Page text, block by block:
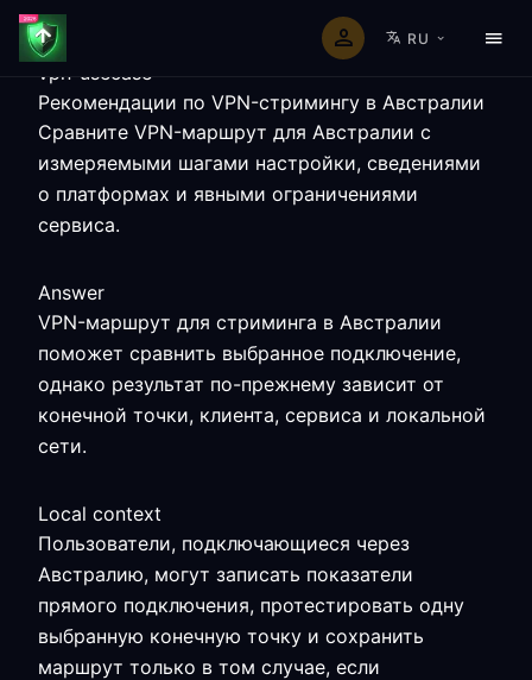
RU
vpn-usecase
Рекомендации по VPN-стримингу в Австралии
Сравните VPN-маршрут для Австралии с
измеряемыми шагами настройки, сведениями
о платформах и явными ограничениями
сервиса.
Answer
VPN-маршрут для стриминга в Австралии
поможет сравнить выбранное подключение,
однако результат по-прежнему зависит от
конечной точки, клиента, сервиса и локальной
сети.
Local context
Пользователи, подключающиеся через
Австралию, могут записать показатели
прямого подключения, протестировать одну
выбранную конечную точку и сохранить
маршрут только в том случае, если